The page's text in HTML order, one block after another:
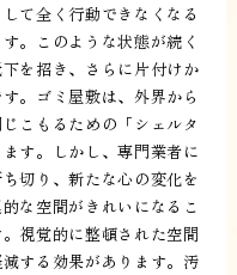
て全く行動できなくなる
。このような状態が続く
を招き、さらに片付けか
。ゴミ屋敷は、外界から
こもるための「シェルタ
す。しかし、専門業者に
切り、新たな心の変化を
な空間がきれいになるこ
視覚的に整頓された空間
する効果があります。汚